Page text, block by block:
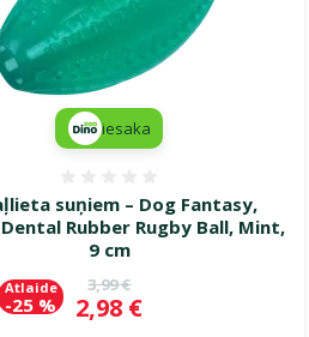
suņiem – Dog Fantasy,
Rubber Rugby Ball, Mint,
9 cm
Oriģinālā cena
3,99 €
Cena
2,98 €
Atlaide
-25 %
iesaka